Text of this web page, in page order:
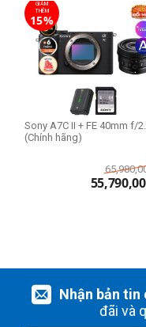
GIẢM
THÊM
15%
Sony A7C II + FE 40mm f/
(Chính hãng)
Nhận bản tin
đãi và